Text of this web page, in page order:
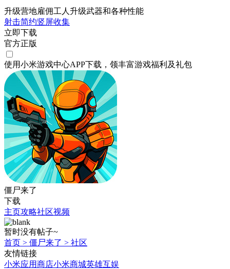
升级营地雇佣工人升级武器和各种性能
射击简约竖屏收集
立即下载
官方正版
使用小米游戏中心APP下载 ，领丰富游戏福利 及礼包
僵尸来了
下载
主页攻略社区视频
暂时没有帖子~
首页 > 僵尸来了 > 社区
友情链接
小米应用商店小米商城英雄互娱